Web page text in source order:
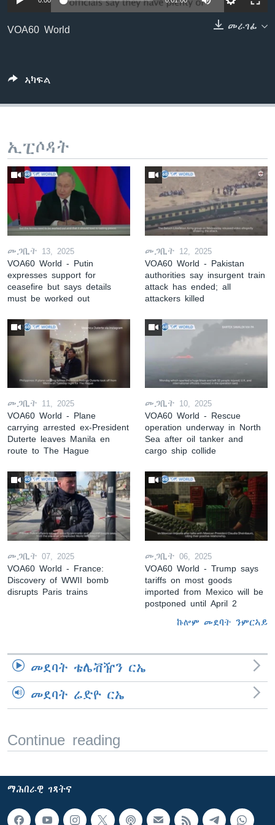
ቂሔ ጽልሚ
ቋንቋታት መራገፊ
VOA60 World
ኣካፍል
ኢፒሶዳት
መጋቢት 13, 2025
VOA60 World - Putin
expresses support for
ceasefire but says details
must be worked out
መጋቢት 12, 2025
VOA60 World - Pakistan
authorities say insurgent train
attack has ended; all
attackers killed
መጋቢት 11, 2025
VOA60 World - Plane
carrying arrested ex-President
Duterte leaves Manila en
route to The Hague
መጋቢት 10, 2025
VOA60 World - Rescue
operation underway in North
Sea after oil tanker and
cargo ship collide
መጋቢት 07, 2025
VOA60 World - France:
Discovery of WWII bomb
disrupts Paris trains
መጋቢት 06, 2025
VOA60 World - Trump says
tariffs on most goods
imported from Mexico will be
postponed until April 2
ኩሎም መደባት ንምርኣይ
መደባት ቴሌቭዥን ርኤ
መደባት ሬድዮ ርኤ
Continue reading
ማሕበራዊ ገጻትና